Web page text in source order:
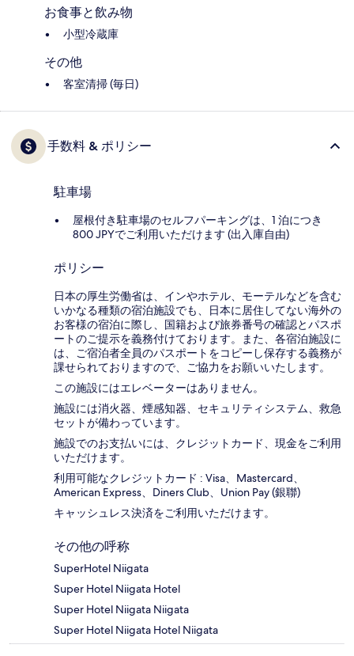
お食事と飲み物
小型冷蔵庫
その他
客室清掃 (毎日)
手数料 & ポリシー
駐車場
屋根付き駐車場のセルフパーキングは、1 泊につき
800 JPYでご利用いただけます (出入庫自由)
ポリシー
日本の厚生労働省は、インやホテル、モーテルなどを含む
いかなる種類の宿泊施設でも、日本に​居住してない海外の
お客様の宿泊に際し、国籍および旅券番号の確認とパスポ
ートのご提示を義務付け​ております。また、各宿泊施設に
は、ご宿泊者全員のパスポートをコピーし保存する義務が
課せられておりますの​で、ご協力をお願いいたします。
この施設にはエレベーターはありません。
施設には消火器、煙感知器、セキュリティシステム、救急
セットが備わっています。
施設でのお支払いには、クレジットカード、現金をご利用
いただけます。
利用可能なクレジットカード : Visa、Mastercard、
American Express、Diners Club、Union Pay (銀聯)
キャッシュレス決済をご利用いただけます。
その他の呼称
SuperHotel Niigata
Super Hotel Niigata Hotel
Super Hotel Niigata Niigata
Super Hotel Niigata Hotel Niigata